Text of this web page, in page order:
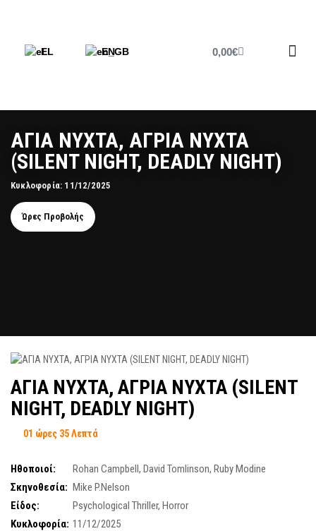
EL EN 0,00€
ΑΓΙΑ ΝΥΧΤΑ, ΑΓΡΙΑ ΝΥΧΤΑ
(SILENT NIGHT, DEADLY NIGHT)
Κυκλοφορία: 11/12/2025
Ώρες Προβολής
ΑΓΙΑ ΝΥΧΤΑ, ΑΓΡΙΑ ΝΥΧΤΑ (SILENT
NIGHT, DEADLY NIGHT)
01 ώρες 35 Λεπτά
Ηθοποιοί: Rohan Campbell, David Tomlinson, Ruby Modine
Σκηνοθεσία: Mike P.Nelson
Είδος:
Psychological Thriller, Ηοrror
Κυκλοφορία: 11/12/2025